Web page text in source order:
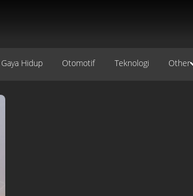
Gaya Hidup Otomotif Teknologi Other